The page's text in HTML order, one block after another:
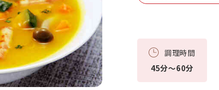
調理時間
45分～60分